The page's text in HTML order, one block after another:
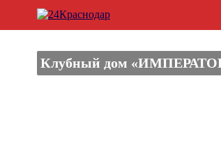
Клубный дом